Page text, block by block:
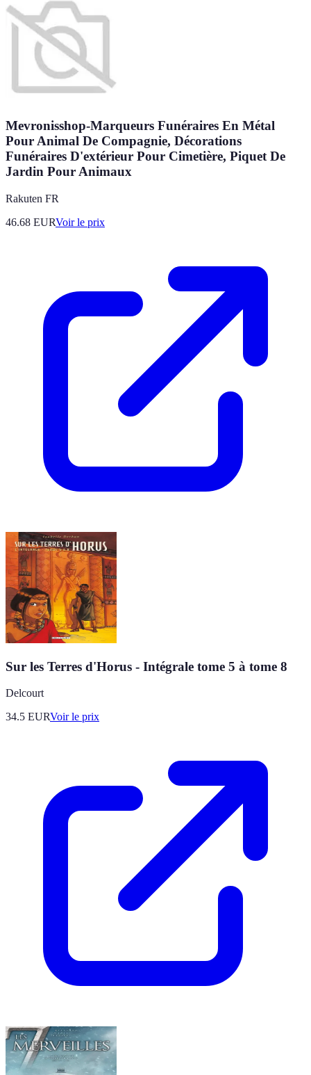
Mevronisshop-Marqueurs Funéraires En Métal
Pour Animal De Compagnie, Décorations
Funéraires D'extérieur Pour Cimetière, Piquet De
Jardin Pour Animaux
Rakuten FR
46.68 EURVoir le prix
Sur les Terres d'Horus - Intégrale tome 5 à tome 8
Delcourt
34.5 EURVoir le prix